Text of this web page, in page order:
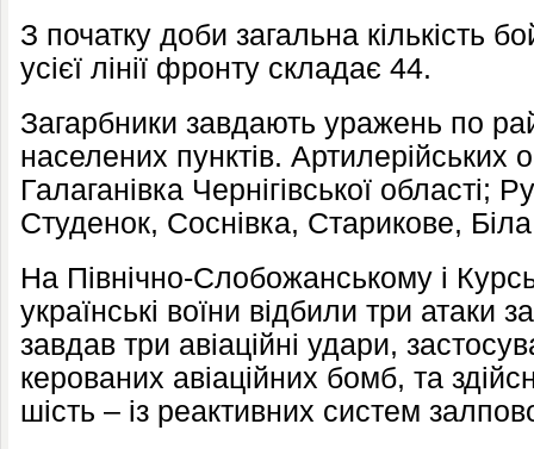
З початку доби загальна кількість
усієї лінії фронту складає 44.
Загарбники завдають уражень по
населених пунктів. Артилерійських
Галаганівка Чернігівської області;
Студенок, Соснівка, Старикове,
На Північно-Слобожанському і
українські воїни відбили три атаки
завдав три авіаційні удари,
керованих авіаційних бомб, та
шість – із реактивних систем